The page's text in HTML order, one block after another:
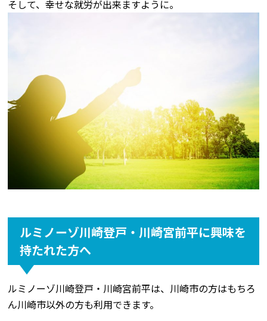
そして、幸せな就労が出来ますように。
ルミノーゾ川崎登戸・川崎宮前平に興味を
持たれた方へ
ルミノーゾ川崎登戸・川崎宮前平は、川崎市の方はもちろ
ん川崎市以外の方も利用できます。